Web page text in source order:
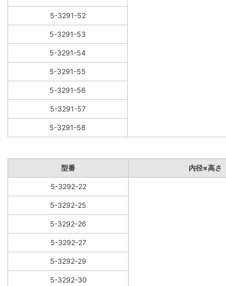
5-3291-52
5-3291-53
5-3291-54
5-3291-55
5-3291-56
5-3291-57
5-3291-58
型番 内径×高さ
5-3292-22
5-3292-25
5-3292-26
5-3292-27
5-3292-29
5-3292-30